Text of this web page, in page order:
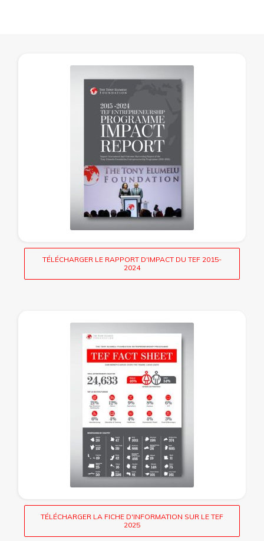
TÉLÉCHARGER LE RAPPORT D'IMPACT DU TEF 2015-
2024
TÉLÉCHARGER LA FICHE D'INFORMATION SUR LE TEF
2025